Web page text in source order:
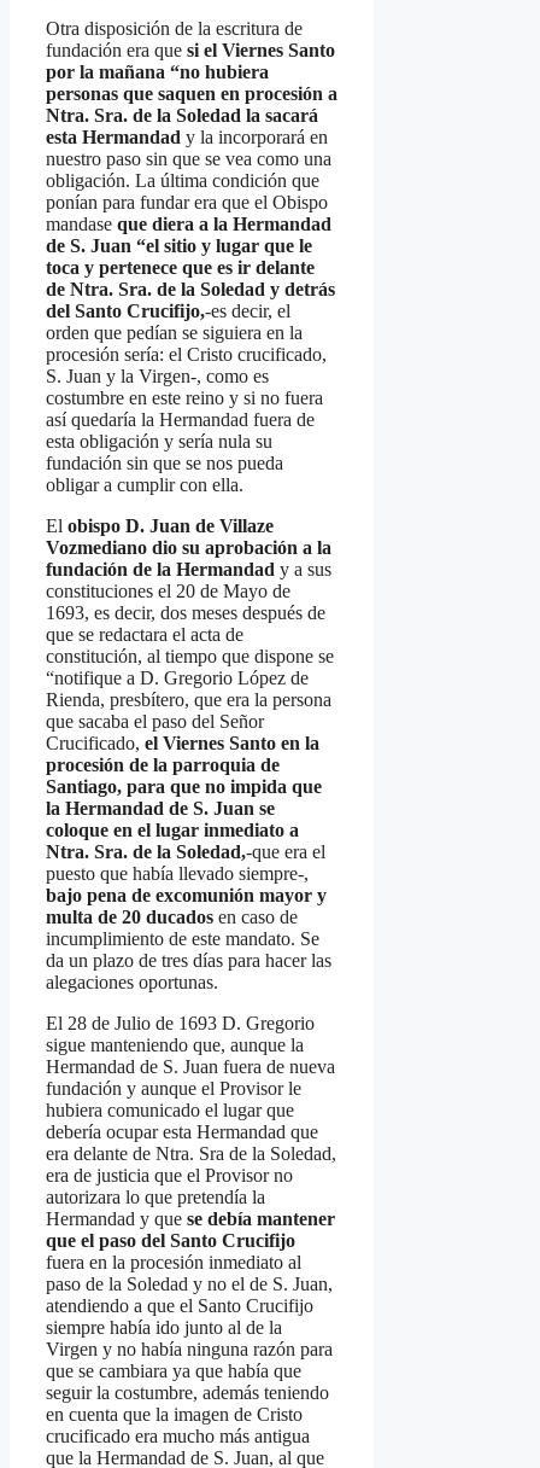
Otra disposición de la escritura de
fundación era que si el Viernes Santo
por la mañana “no hubiera
personas que saquen en procesión a
Ntra. Sra. de la Soledad la sacará
esta Hermandad y la incorporará en
nuestro paso sin que se vea como una
obligación. La última condición que
ponían para fundar era que el Obispo
mandase que diera a la Hermandad
de S. Juan “el sitio y lugar que le
toca y pertenece que es ir delante
de Ntra. Sra. de la Soledad y detrás
del Santo Crucifijo,-es decir, el
orden que pedían se siguiera en la
procesión sería: el Cristo crucificado,
S. Juan y la Virgen-, como es
costumbre en este reino y si no fuera
así quedaría la Hermandad fuera de
esta obligación y sería nula su
fundación sin que se nos pueda
obligar a cumplir con ella.
El obispo D. Juan de Villaze
Vozmediano dio su aprobación a la
fundación de la Hermandad y a sus
constituciones el 20 de Mayo de
1693, es decir, dos meses después de
que se redactara el acta de
constitución, al tiempo que dispone se
“notifique a D. Gregorio López de
Rienda, presbítero, que era la persona
que sacaba el paso del Señor
Crucificado, el Viernes Santo en la
procesión de la parroquia de
Santiago, para que no impida que
la Hermandad de S. Juan se
coloque en el lugar inmediato a
Ntra. Sra. de la Soledad,-que era el
puesto que había llevado siempre-,
bajo pena de excomunión mayor y
multa de 20 ducados en caso de
incumplimiento de este mandato. Se
da un plazo de tres días para hacer las
alegaciones oportunas.
El 28 de Julio de 1693 D. Gregorio
sigue manteniendo que, aunque la
Hermandad de S. Juan fuera de nueva
fundación y aunque el Provisor le
hubiera comunicado el lugar que
debería ocupar esta Hermandad que
era delante de Ntra. Sra de la Soledad,
era de justicia que el Provisor no
autorizara lo que pretendía la
Hermandad y que se debía mantener
que el paso del Santo Crucifijo
fuera en la procesión inmediato al
paso de la Soledad y no el de S. Juan,
atendiendo a que el Santo Crucifijo
siempre había ido junto al de la
Virgen y no había ninguna razón para
que se cambiara ya que había que
seguir la costumbre, además teniendo
en cuenta que la imagen de Cristo
crucificado era mucho más antigua
que la Hermandad de S. Juan, al que